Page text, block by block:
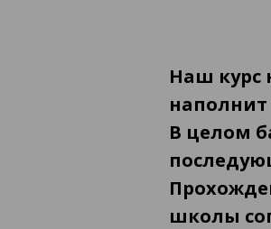
Наш курс
В целом
школы